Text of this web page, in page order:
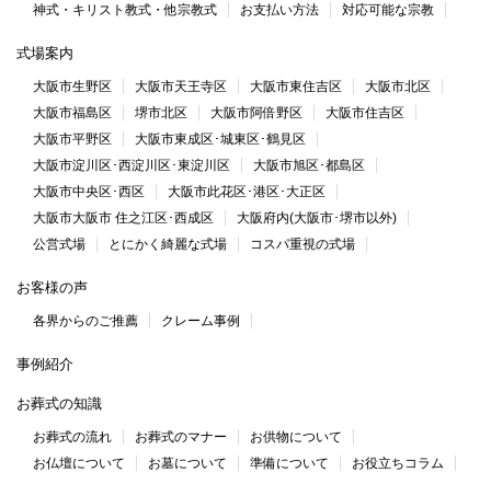
神式・キリスト教式・他宗教式
お支払い方法 対応可能な宗教
式場案内
大阪市生野区 大阪市天王寺区 大阪市東住吉区
大阪市北区
大阪市福島区
堺市北区 大阪市阿倍野区
大阪市住吉区
大阪市平野区
大阪市東成区･城東区･鶴見区
大阪市淀川区･西淀川区･東淀川区
大阪市旭区･都島区
大阪市中央区･西区
大阪市此花区･港区･大正区
大阪市大阪市 住之江区･西成区
大阪府内(大阪市･堺市以外)
公営式場
とにかく綺麗な式場 コスパ重視の式場
お客様の声
各界からのご推薦 クレーム事例
事例紹介
お葬式の知識
お葬式の流れ お葬式のマナー
お供物について
お仏壇について
お墓について 準備について お役立ちコラム